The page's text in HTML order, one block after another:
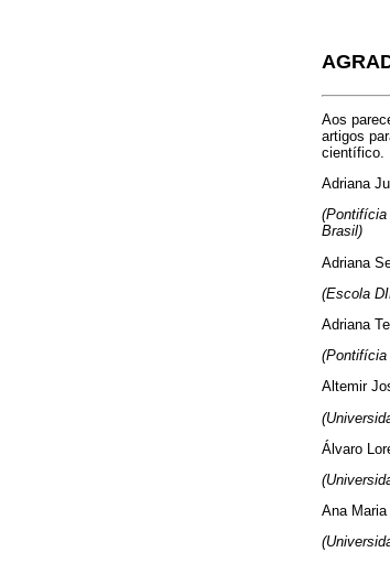
Aos
artigos
científico.
Adriana
(Pontifícia
Brasil)
Adriana
(Escola
Adriana
(Pontifícia
Altemir
Álvaro
Ana